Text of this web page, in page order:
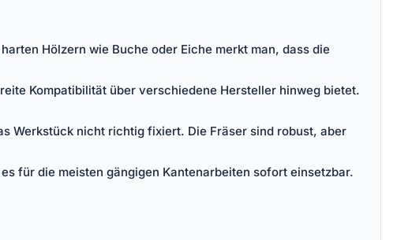
Hölzern wie Buche oder Eiche merkt man, dass die
Kompatibilität über verschiedene Hersteller hinweg bietet.
Werkstück nicht richtig fixiert. Die Fräser sind robust, aber
für die meisten gängigen Kantenarbeiten sofort einsetzbar.